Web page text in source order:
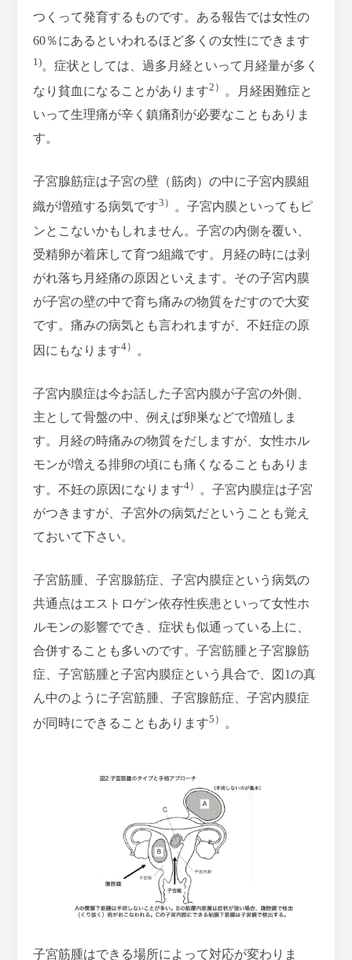
つくって発育するものです。ある報告では女性の
60％にあるといわれるほど多くの女性にできます
1)。症状としては、過多月経といって月経量が多く
なり貧血になることがあります2）
。月経困難症と
いって生理痛が辛く鎮痛剤が必要なこともありま
す。
子宮腺筋症は子宮の壁（筋肉）の中に子宮内膜組
織が増殖する病気です3） 。子宮内膜といってもピ
ンとこないかもしれません。子宮の内側を覆い、
受精卵が着床して育つ組織です。月経の時には剥
がれ落ち月経痛の原因といえます。その子宮内膜
が子宮の壁の中で育ち痛みの物質をだすので大変
です。痛みの病気とも言われますが、不妊症の原
因にもなります4） 。
子宮内膜症は今お話した子宮内膜が子宮の外側、
主として骨盤の中、例えば卵巣などで増殖しま
す。月経の時痛みの物質をだしますが、女性ホル
モンが増える排卵の頃にも痛くなることもありま
す。不妊の原因になります4）
。子宮内膜症は子宮
がつきますが、子宮外の病気だということも覚え
ておいて下さい。
子宮筋腫、子宮腺筋症、子宮内膜症という病気の
共通点はエストロゲン依存性疾患といって女性ホ
ルモンの影響ででき、症状も似通っている上に、
合併することも多いのです。子宮筋腫と子宮腺筋
症、子宮筋腫と子宮内膜症という具合で、図1の真
ん中のように子宮筋腫、子宮腺筋症、子宮内膜症
が同時にできることもあります5） 。
子宮筋腫はできる場所によって対応が変わりま